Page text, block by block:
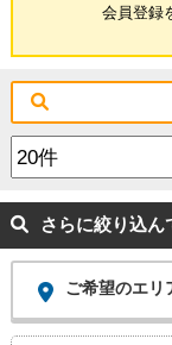
会員登録
さらに絞り込ん
ご希望のエリ